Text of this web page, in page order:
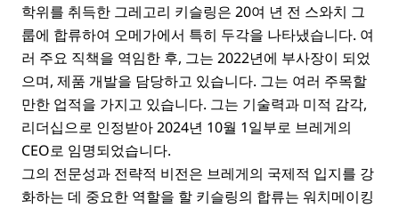
학위를 취득한 그레고리 키슬링은 20여 년 전 스와치 그
룹에 합류하여 오메가에서 특히 두각을 나타냈습니다. 여
러 주요 직책을 역임한 후, 그는 2022년에 부사장이 되었
으며, 제품 개발을 담당하고 있습니다. 그는 여러 주목할
만한 업적을 가지고 있습니다. 그는 기술력과 미적 감각,
리더십으로 인정받아 2024년 10월 1일부로 브레게의
CEO로 임명되었습니다.
그의 전문성과 전략적 비전은 브레게의 국제적 입지를 강
화하는 데 중요한 역할을 할 키슬링의 합류는 워치메이킹